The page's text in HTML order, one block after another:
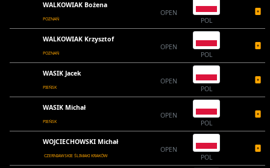
WALKOWIAK Bożena
POZNAŃ
OPEN
POL
WALKOWIAK Krzysztof
POZNAŃ
OPEN
POL
WASIK Jacek
PIEŃSK
OPEN
POL
WASIK Michał
PIEŃSK
OPEN
POL
WOJCIECHOWSKI Michał
CZERNIAWSKIE ŚLIMAKI KRAKÓW
OPEN
POL